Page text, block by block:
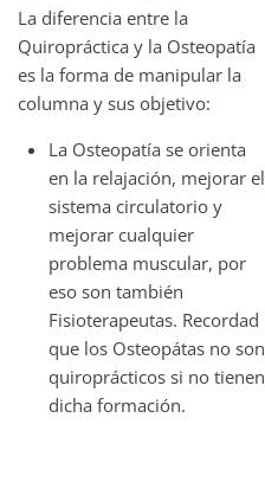
La diferencia entre la
Quiropráctica y la Osteopatía
es la forma de manipular la
columna y sus objetivo:
La Osteopatía se orienta
en la relajación, mejorar el
sistema circulatorio y
mejorar cualquier
problema muscular, por
eso son también
Fisioterapeutas. Recordad
que los Osteopátas no son
quiroprácticos si no tienen
dicha formación.